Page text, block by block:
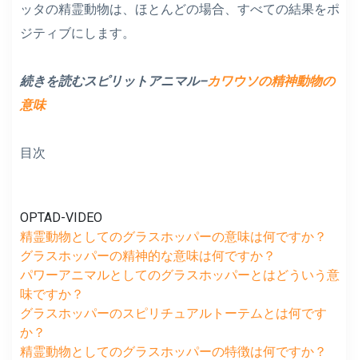
ッタの精霊動物は、ほとんどの場合、すべての結果をポ
ジティブにします。
続きを読むスピリットアニマル–カワウソの精神動物の
意味
目次
OPTAD-VIDEO
精霊動物としてのグラスホッパーの意味は何ですか？
グラスホッパーの精神的な意味は何ですか？
パワーアニマルとしてのグラスホッパーとはどういう意
味ですか？
グラスホッパーのスピリチュアルトーテムとは何です
か？
精霊動物としてのグラスホッパーの特徴は何ですか？